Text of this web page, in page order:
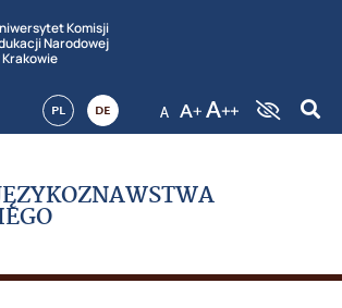
Komisji
Narodowej
Krakowie
PL DE